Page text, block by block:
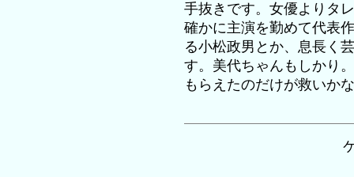
手抜きです。女優よりタ
確かに主演を勤めて代表
る小松政男とか、息長く
す。美代ちゃんもしかり
もらえたのだけが救いか